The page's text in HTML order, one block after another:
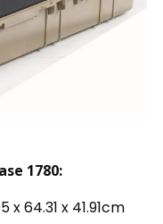
1780:
x 64.31 x 41.91cm